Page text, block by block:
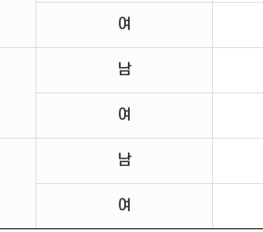
여
남
여
남
여